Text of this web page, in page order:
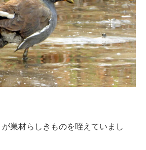
が巣材らしきものを咥えていまし